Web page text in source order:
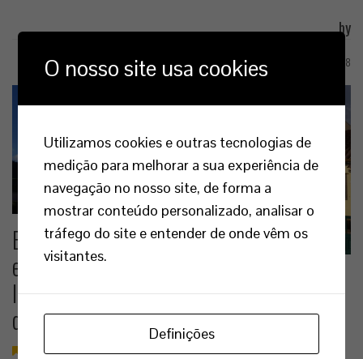
by
GAB118
Empreitada de Construção da Sede
e Edifício Multivalências do
Instituto de Apoio à Criança, Ilha
de São Miguel
Edifícios,Fiscalizações
O nosso site usa cookies
Utilizamos cookies e outras tecnologias de
medição para melhorar a sua experiência de
navegação no nosso site, de forma a
mostrar conteúdo personalizado, analisar o
tráfego do site e entender de onde vêm os
visitantes.
Definições